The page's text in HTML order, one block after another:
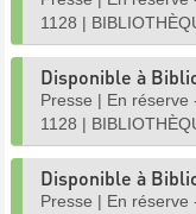
1128 |
Disponible à
Presse | En réserve
1128 |
Disponible à
Presse | En réserve